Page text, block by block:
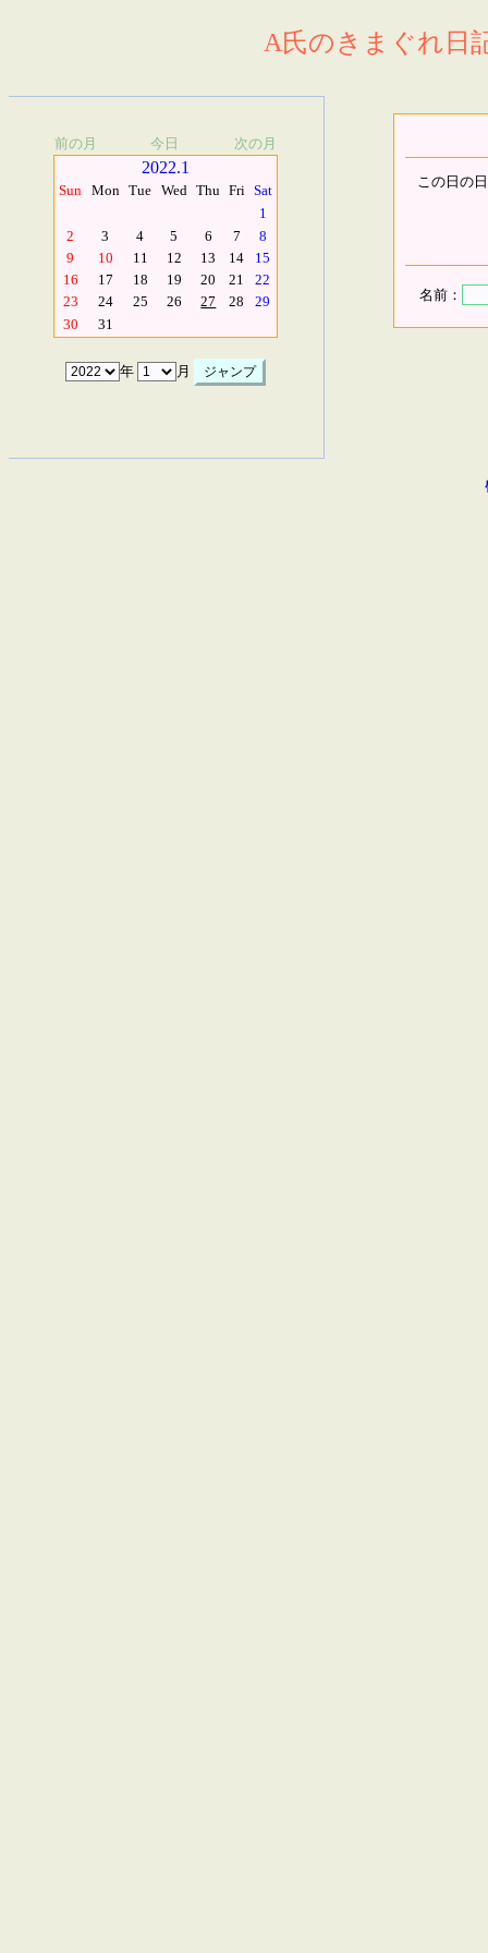
A氏のきまぐれ日
前の月 今日 次の月
2022.1
Sun Mon Tue Wed Thu Fri Sat
1
2
3 4 5 6 7
8
9
10 11 12 13 14
15
16
17 18 19 20 21
22
23
24 25 26 27 28
29
30
31
年 月
この日の
名前：